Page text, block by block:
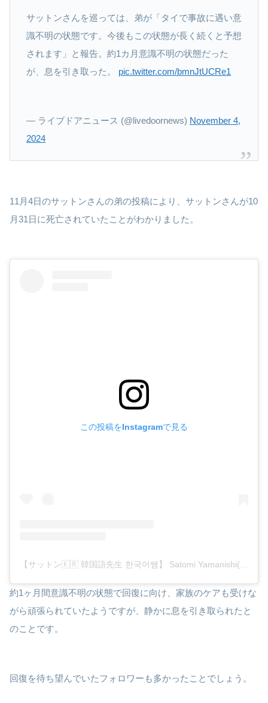
サットンさんを巡っては、弟が「タイで事故に遇い意
識不明の状態です。今後もこの状態が長く続くと予想
されます」と報告。約1カ月意識不明の状態だった
が、息を引き取った。 pic.twitter.com/bmnJtUCRe1
— ライブドアニュース (@livedoornews) November 4,
2024
11月4日のサットンさんの弟の投稿により、サットンさんが10
月31日に死亡されていたことがわかりました。
この投稿をInstagramで見る
約1ヶ月間意識不明の状態で回復に向け、家族のケアも受けな
がら頑張られていたようですが、静かに息を引き取られたと
のことです。
回復を待ち望んでいたフォロワーも多かったことでしょう。